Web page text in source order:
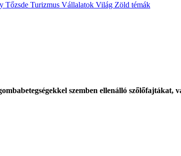
Tőzsde Turizmus Vállalatok Világ Zöld témák
szemben ellenálló szőlőfajtákat,